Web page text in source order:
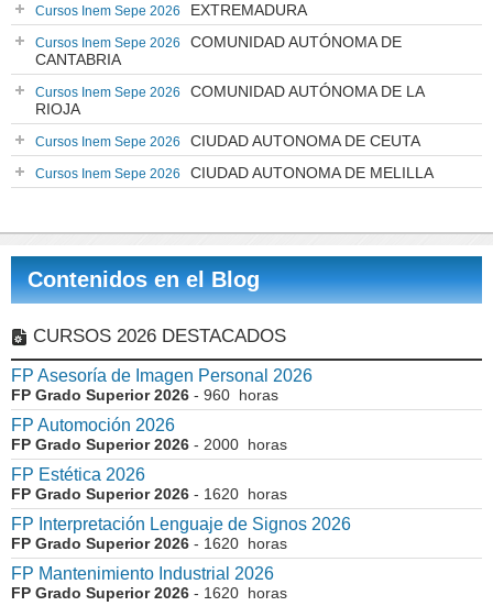
Cursos Inem Sepe 2026 EXTREMADURA
Cursos Inem Sepe 2026
COMUNIDAD AUTÓNOMA DE
CANTABRIA
Cursos Inem Sepe 2026
COMUNIDAD AUTÓNOMA DE LA
RIOJA
Cursos Inem Sepe 2026 CIUDAD AUTONOMA DE CEUTA
Cursos Inem Sepe 2026 CIUDAD AUTONOMA DE MELILLA
Contenidos en el Blog
CURSOS 2026 DESTACADOS
FP Asesoría de Imagen Personal 2026
FP Grado Superior 2026 - 960 horas
FP Automoción 2026
FP Grado Superior 2026 - 2000 horas
FP Estética 2026
FP Grado Superior 2026 - 1620 horas
FP Interpretación Lenguaje de Signos 2026
FP Grado Superior 2026 - 1620 horas
FP Mantenimiento Industrial 2026
FP Grado Superior 2026 - 1620 horas